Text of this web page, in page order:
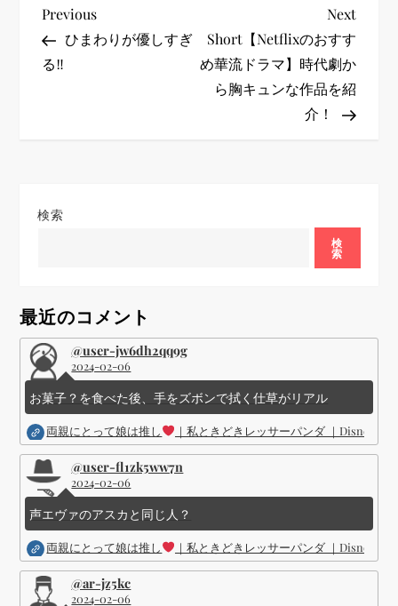
投
稿
ー
ョ
ン
Previous
Post
Previous
ひまわりが優しすぎ
る‼︎
Next
Post
Next
Short【Netflixのおすす
め華流ドラマ】時代劇か
ら胸キュンな作品を紹
介！
検索
検
索
最近のコメント
@user-jw6dh2qq9g
2024-02-06
お菓子？を食べた後、手をズボンで拭く仕草がリアル
両親にとって娘は推し ｜私ときどきレッサーパンダ ｜Disney (
@user-fl1zk5ww7n
2024-02-06
声エヴァのアスカと同じ人？
両親にとって娘は推し ｜私ときどきレッサーパンダ ｜Disney (
@ar-jz5kc
2024-02-06